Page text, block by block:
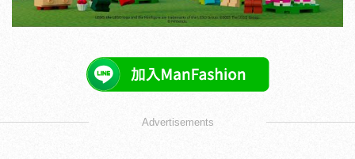
Advertisements